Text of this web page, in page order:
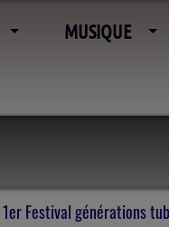
MUSIQUE
mai 2026 1er